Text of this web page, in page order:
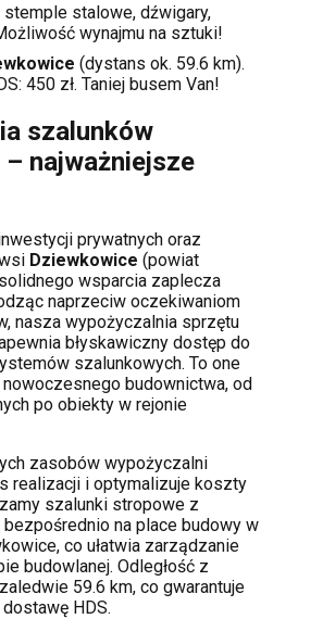
stemple stalowe, dźwigary,
wynajmu na sztuki!
(dystans ok. 59.6 km).
450 zł. Taniej busem Van!
szalunków
– najważniejsze
prywatnych oraz
Dziewkowice (powiat
wsparcia zaplecza
naprzeciw oczekiwaniom
nasza wypożyczalnia sprzętu
błyskawiczny dostęp do
szalunkowych. To one
budownictwa, od
po obiekty w rejonie
zasobów wypożyczalni
realizacji i optymalizuje koszty
szalunki stropowe z
bezpośrednio na place budowy w
, co ułatwia zarządzanie
budowlanej. Odległość z
59.6 km, co gwarantuje
HDS.